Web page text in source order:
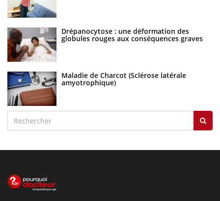
Drépanocytose : une déformation des
globules rouges aux conséquences graves
Maladie de Charcot (Sclérose latérale
amyotrophique)